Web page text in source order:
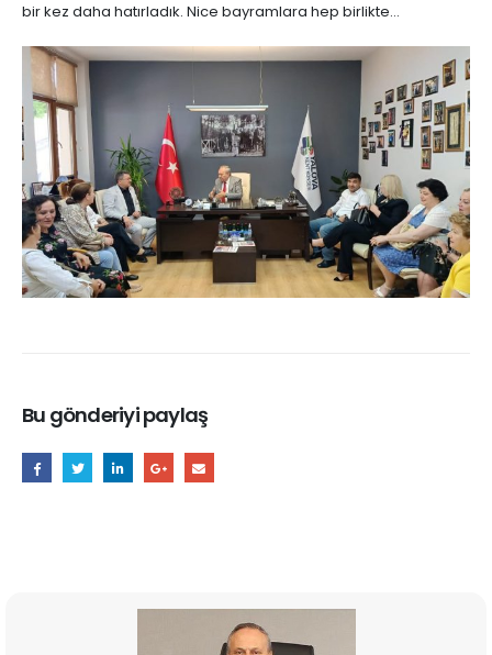
bir kez daha hatırladık. Nice bayramlara hep birlikte…
Bu gönderiyi paylaş